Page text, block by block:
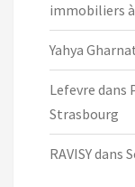
immobiliers
Yahya
Lefevre dans
Strasbourg
RAVISYdans